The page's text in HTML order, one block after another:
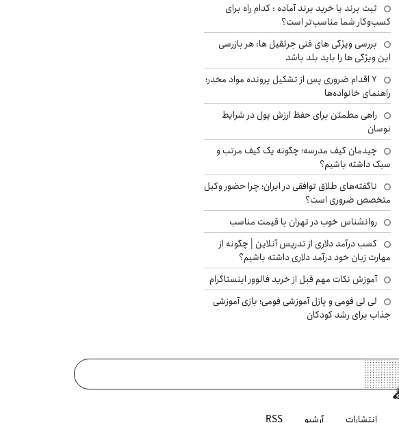
ثبت برند یا خرید برند آماده : کدام راه برای
کسب‌وکار شما مناسب‌تر است؟
بررسی ویژگی های فنی جرثقیل ها: هر بازرسی
این ویژگی ها را باید بلد باشد
۷ اقدام ضروری پس از تشکیل پرونده مواد مخدر؛
راهنمای خانواده‌ها
راهی مطمئن برای حفظ ارزش پول در شرایط
نوسان
چیدمان کیف مدرسه؛ چگونه یک کیف مرتب و
سبک داشته باشیم؟
ناگفته‌های طلاق توافقی در ایران؛ چرا حضور وکیل
متخصص ضروری است؟
روانشناس خوب در تهران با قیمت مناسب
کسب درآمد دلاری از تدریس آنلاین | چگونه از
مهارت زبان خود درآمد دلاری داشته باشیم؟
آموزش نکات مهم قبل از خرید فالوور اینستاگرام
لی لی فومی و پازل آموزشی فومی؛ بازی آموزشی
جذاب برای رشد کودکان
انتشارات آرشیو RSS